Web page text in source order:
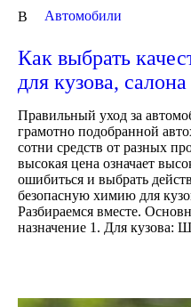
В Автомобили
Как выбрать
для кузова,
Правильный уход за
грамотно подобранной
сотни средств от разных
высокая цена означает
ошибиться и выбрать
безопасную химию для
Разбираемся вместе.
назначение 1. Для кузова: